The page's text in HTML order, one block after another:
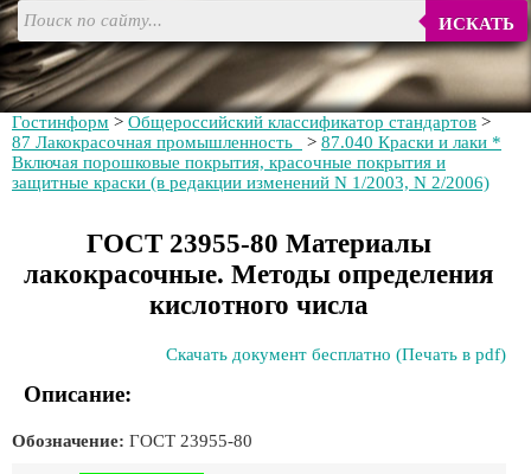
ИСКАТЬ
Гостинформ > Общероссийский классификатор стандартов >
87 Лакокрасочная промышленность
> 87.040 Краски и лаки *
Включая порошковые покрытия, красочные покрытия и
защитные краски (в редакции изменений N 1/2003, N 2/2006)
ГОСТ 23955-80 Материалы
лакокрасочные. Методы определения
кислотного числа
Скачать документ бесплатно (Печать в pdf)
Описание:
Обозначение: ГОСТ 23955-80